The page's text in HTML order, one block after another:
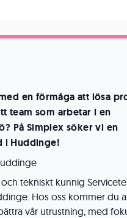
en förmåga att lösa
team som arbetar i en
På Simplex söker vi en
i Huddinge!
tekniskt kunnig
Hos oss kommer du
vår utrustning, med